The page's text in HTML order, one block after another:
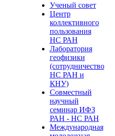
Ученый совет
Центр
коллективного
пользования
НС РАН
Лаборатория
геофизики
(сотрудничество
НС РАН и
КНУ)
Cовместный
научный
семинар ИФЗ
РАН - НС РАН
Международная